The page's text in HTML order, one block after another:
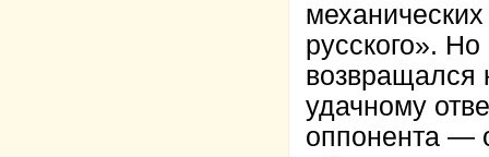
русского».
возвращался
удачному
оппонента —